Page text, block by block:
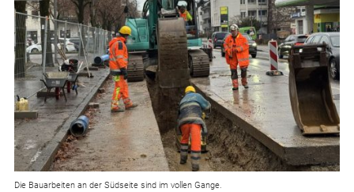
Die Bauarbeiten an der Südseite sind im vollen Gange.